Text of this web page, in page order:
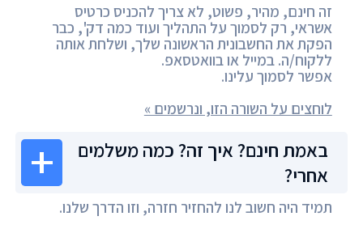
זה חינם, מהיר, פשוט, לא צריך להכניס כרטיס
אשראי, רק לסמוך על התהליך ועוד כמה דק', כבר
הפקת את החשבונית הראשונה שלך, ושלחת אותה
ללקוח/ה. במייל או בוואטסאפ.
אפשר לסמוך עלינו.
לוחצים על השורה הזו, ונרשמים »
באמת חינם? איך זה? כמה משלמים
אחרי?
תמיד היה חשוב לנו להחזיר חזרה, וזו הדרך שלנו.